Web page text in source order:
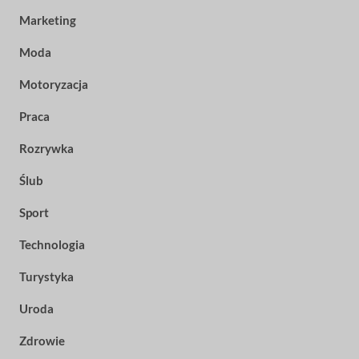
Marketing
Moda
Motoryzacja
Praca
Rozrywka
Ślub
Sport
Technologia
Turystyka
Uroda
Zdrowie